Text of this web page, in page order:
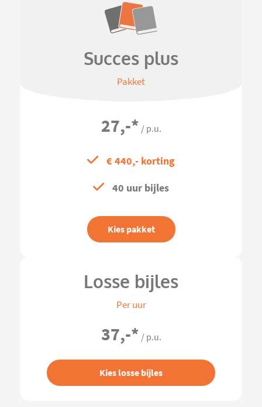
Succes plus
Pakket
27,-* / p.u.
€ 440,- korting
40 uur bijles
Kies pakket
Losse bijles
Per uur
37,-* / p.u.
Kies losse bijles